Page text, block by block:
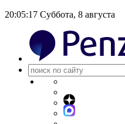
20:05:17 Суббота, 8 августа